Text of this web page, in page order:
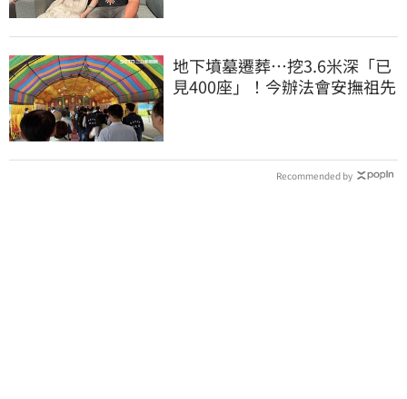
地下墳墓遷葬…挖3.6米深「已
見400座」！今辦法會安撫祖先
Recommended by